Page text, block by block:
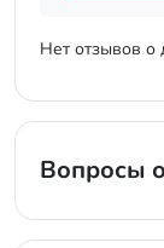
Нет отзывов о
Вопросы